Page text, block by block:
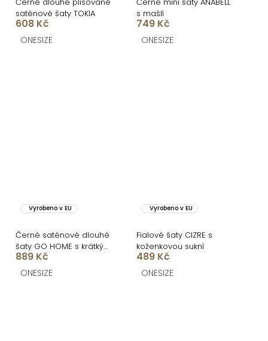
saténové šaty TOKIA
608 Kč
ONESIZE
s mašlí
749 Kč
ONESIZE
Vyrobeno v EU
Černé saténové dlouhé
šaty GO HOME s krátkým
rukávem
889 Kč
ONESIZE
Vyrobeno v EU
Fialové šaty CIZRE s
koženkovou sukní
489 Kč
ONESIZE